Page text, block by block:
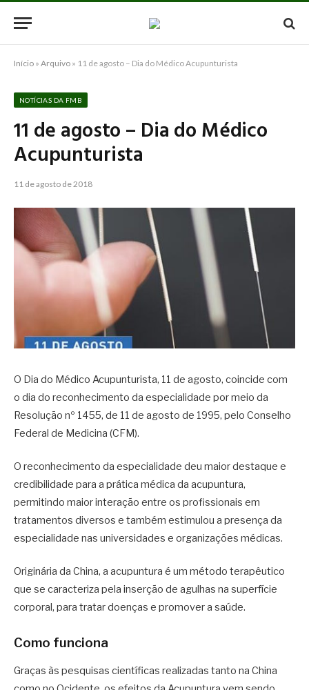
Início » Arquivo » 11 de agosto – Dia do Médico Acupunturista
NOTÍCIAS DA FMB
11 de agosto – Dia do Médico
Acupunturista
11 de agosto de 2018
O Dia do Médico Acupunturista, 11 de agosto, coincide com
o dia do reconhecimento da especialidade por meio da
Resolução nº 1455, de 11 de agosto de 1995, pelo Conselho
Federal de Medicina (CFM).
O reconhecimento da especialidade deu maior destaque e
credibilidade para a prática médica da acupuntura,
permitindo maior interação entre os profissionais em
tratamentos diversos e também estimulou a presença da
especialidade nas universidades e organizações médicas.
Originária da China, a acupuntura é um método terapêutico
que se caracteriza pela inserção de agulhas na superfície
corporal, para tratar doenças e promover a saúde.
Como funciona
Graças às pesquisas científicas realizadas tanto na China